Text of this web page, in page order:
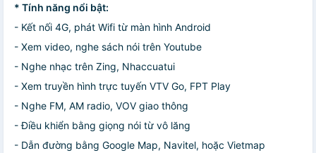
* Tính năng nổi bật:
- Kết nối 4G, phát Wifi từ màn hình Android
- Xem video, nghe sách nói trên Youtube
- Nghe nhạc trên Zing, Nhaccuatui
- Xem truyền hình trực tuyến VTV Go, FPT Play
- Nghe FM, AM radio, VOV giao thông
- Điều khiển bằng giọng nói từ vô lăng
- Dẫn đường bằng Google Map, Navitel, hoặc Vietmap